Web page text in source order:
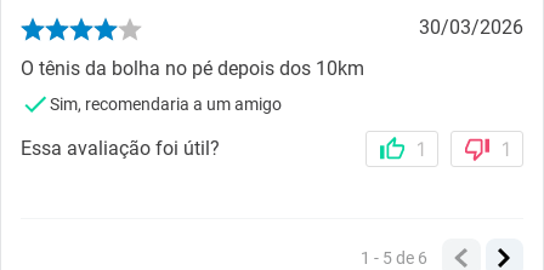
30/03/2026
O tênis da bolha no pé depois dos 10km
Sim, recomendaria a um amigo
Essa avaliação foi útil? 1 1
1 - 5de 6